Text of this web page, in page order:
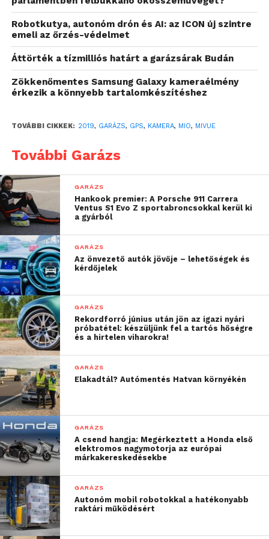
értékes információ lehet akár akkor is, ha egy közúti
kamera vagy sebességmérő radar hibás adatot mutat.
(A sebesség kijelzését a rögzített videókon a kamera
menüben tudjuk ki- vagy bekapcsolni.)
A GPS-modul a Mio fedélzeti kamerák belsejében
kaptak és nem akadályozzák a kilátást vezetés
közben.
Hangjelzésekkel még nagyobb
biztonságban
A beépített GPS mellett a Mio fedélzeti kamerákban
a Mio Smart Alert funkció is megtalálható: vezetés
közben hangjelzéssel tájékoztat a megengedett
sebességről és figyelmeztet, ha túllépnénk. Jelzést
ad arról is, ha sebességmérő kamerákhoz
közeledünk, ezzel is segítve a még biztonságosabb
Robotkutya, autonóm drón és AI: az ICON új szintre
emeli az őrzés-védelmet
Áttörték a tízmilliós határt a garázsárak Budán
Zökkenőmentes Samsung Galaxy kameraélmény
érkezik a könnyebb tartalomkészítéshez
TOVÁBBI CIKKEK: 2019, GARÁZS, GPS, KAMERA, MIO, MIVUE
További Garázs
GARÁZS
Hankook premier: A Porsche 911 Carrera
Ventus S1 Evo Z sportabroncsokkal kerül ki
a gyárból
GARÁZS
Az önvezető autók jövője – lehetőségek és
kérdőjelek
GARÁZS
Rekordforró június után jön az igazi nyári
próbatétel: készüljünk fel a tartós hőségre
és a hirtelen viharokra!
GARÁZS
Elakadtál? Autómentés Hatvan környékén
GARÁZS
A csend hangja: Megérkeztett a Honda első
elektromos nagymotorja az európai
márkakereskedésekbe
GARÁZS
Autonóm mobil robotokkal a hatékonyabb
raktári működésért